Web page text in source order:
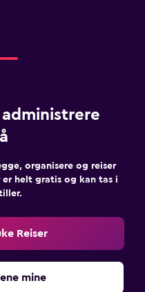
organisere og reiser
er helt gratis og kan tas i
Reiser
mine